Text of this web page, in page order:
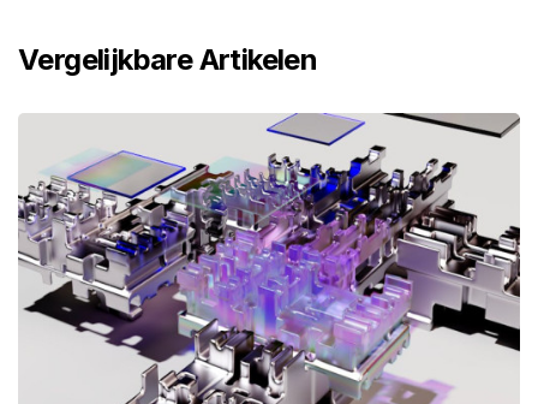
Vergelijkbare Artikelen